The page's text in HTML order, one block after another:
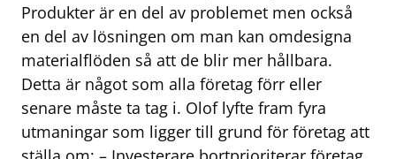
Produkter är en del av problemet men också
en del av lösningen om man kan omdesigna
materialflöden så att de blir mer hållbara.
Detta är något som alla företag förr eller
senare måste ta tag i. Olof lyfte fram fyra
utmaningar som ligger till grund för företag att